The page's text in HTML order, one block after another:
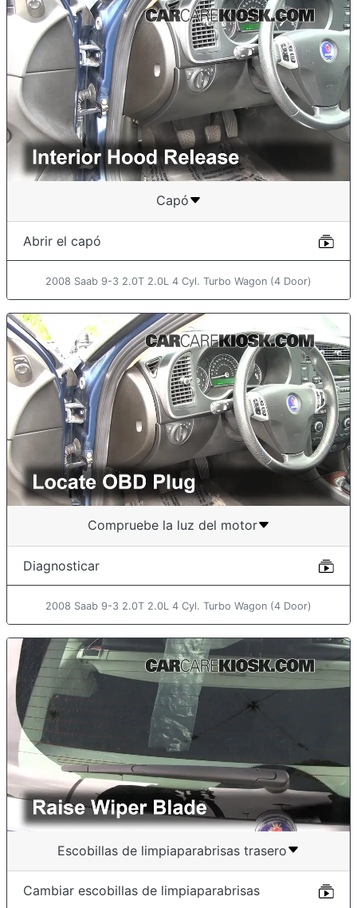
Capó
Abrir el capó
2008 Saab 9-3 2.0T 2.0L 4 Cyl. Turbo Wagon (4 Door)
Compruebe la luz del motor
Diagnosticar
2008 Saab 9-3 2.0T 2.0L 4 Cyl. Turbo Wagon (4 Door)
Escobillas de limpiaparabrisas trasero
Cambiar escobillas de limpiaparabrisas